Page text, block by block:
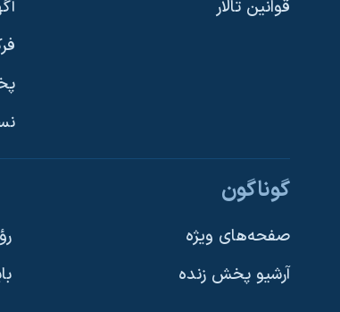
دنبال کنید
زبانهای مختلف
قوانین تالار
گوناگون
صفحه‌های ویژه
آرشیو پخش زنده